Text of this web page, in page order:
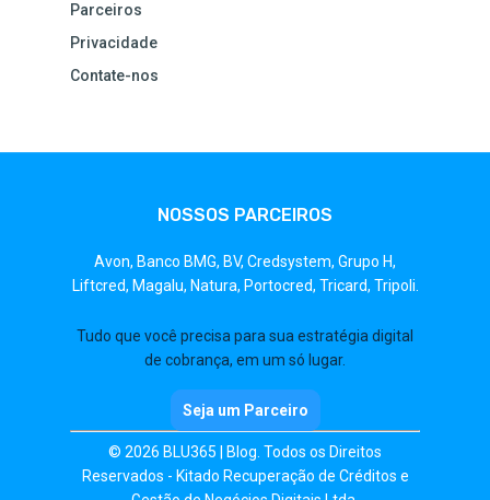
Parceiros
Privacidade
Contate-nos
NOSSOS PARCEIROS
Avon, Banco BMG, BV, Credsystem, Grupo H,
Liftcred, Magalu, Natura, Portocred, Tricard, Tripoli.
Tudo que você precisa para sua estratégia digital
de cobrança, em um só lugar.
Seja um Parceiro
© 2026 BLU365 | Blog. Todos os Direitos
Reservados - Kitado Recuperação de Créditos e